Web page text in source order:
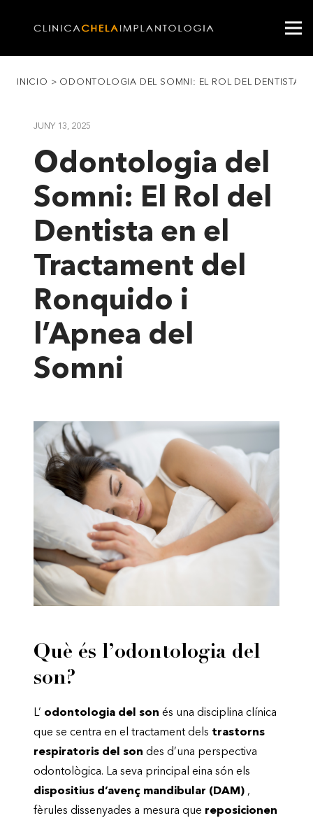
INICIO > ODONTOLOGIA DEL SOMNI: EL ROL DEL DENTISTA
JUNY 13, 2025
Odontologia del
Somni: El Rol del
Dentista en el
Tractament del
Ronquido i
l’Apnea del
Somni
Què és l’odontologia del
son?
L’ odontologia del son és una disciplina clínica
que se centra en el tractament dels trastorns
respiratoris del son des d’una perspectiva
odontològica. La seva principal eina són els
dispositius d’avenç mandibular (DAM) ,
fèrules dissenyades a mesura que reposicionen